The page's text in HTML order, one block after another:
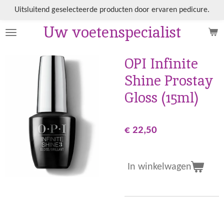
naar
hoofdinhoud
Uw voetenspecialist
Uitsluitend geselecteerde producten door ervaren pedicure.
OPI Infinite
Shine Prostay
Gloss (15ml)
€ 22,50
In winkelwagen